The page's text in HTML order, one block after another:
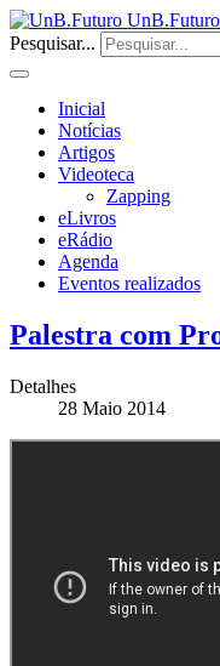
UnB.Futuro
Pesquisar...
Inicial
Notícias
Artigos
Videoteca
Zapping
eLivros
eRádio
Agenda
Eventos realizados
Palestra com
Detalhes
28 Maio 2014